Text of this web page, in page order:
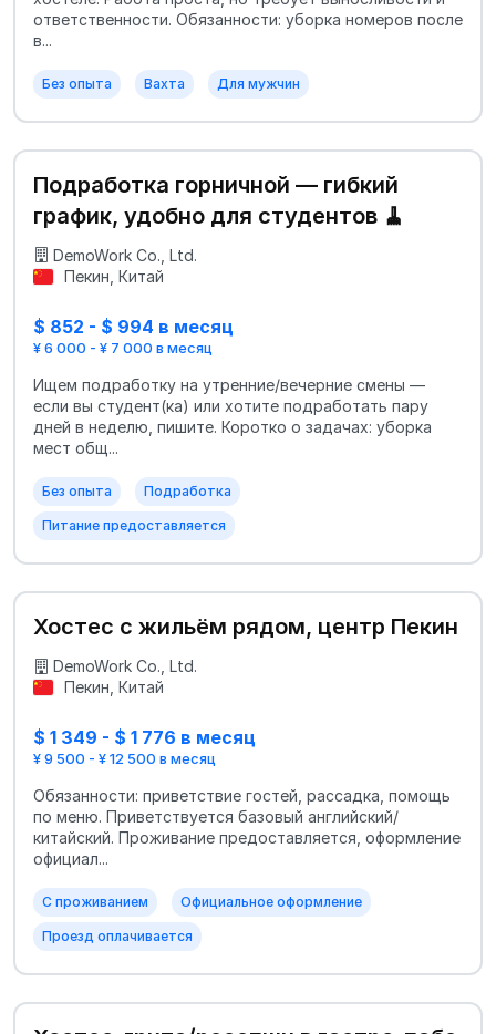
ответственности. Обязанности: уборка номеров после
в...
Без опыта Вахта Для мужчин
Подработка горничной — гибкий
график, удобно для студентов 🧹
DemoWork Co., Ltd.
Пекин, Китай
$ 852 - $ 994 в месяц
¥ 6 000 - ¥ 7 000 в месяц
Ищем подработку на утренние/вечерние смены —
если вы студент(ка) или хотите подработать пару
дней в неделю, пишите. Коротко о задачах: уборка
мест общ...
Без опыта Подработка
Питание предоставляется
Хостес с жильём рядом, центр Пекин
DemoWork Co., Ltd.
Пекин, Китай
$ 1 349 - $ 1 776 в месяц
¥ 9 500 - ¥ 12 500 в месяц
Обязанности: приветствие гостей, рассадка, помощь
по меню. Приветствуется базовый английский/
китайский. Проживание предоставляется, оформление
официал...
С проживанием Официальное оформление
Проезд оплачивается